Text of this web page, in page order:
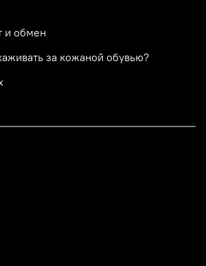
и обмен
за кожаной обувью?